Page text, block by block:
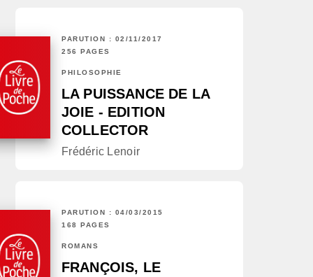
PARUTION : 02/11/2017
256 PAGES
PHILOSOPHIE
LA PUISSANCE DE LA
JOIE - EDITION
COLLECTOR
Frédéric Lenoir
PARUTION : 04/03/2015
168 PAGES
ROMANS
FRANÇOIS, LE